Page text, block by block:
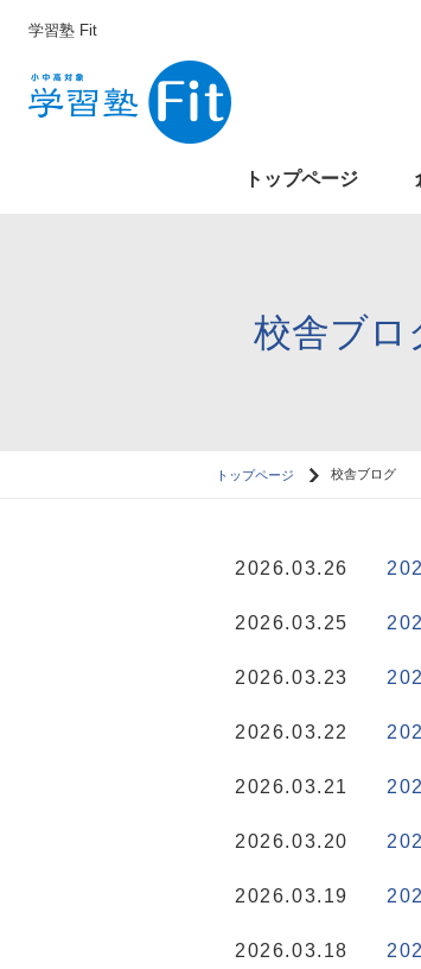
学習塾 Fit
トップページ
校舎ブロ
トップページ 校舎ブログ
2026.03.26
2026.03.25
2026.03.23
2026.03.22
2026.03.21
2026.03.20
2026.03.19
2026.03.18